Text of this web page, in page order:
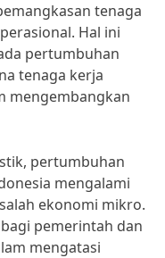
tenaga
Hal ini
pertumbuhan
tenaga kerja
mengembangkan
pertumbuhan
mengalami
ekonomi mikro.
pemerintah dan
mengatasi